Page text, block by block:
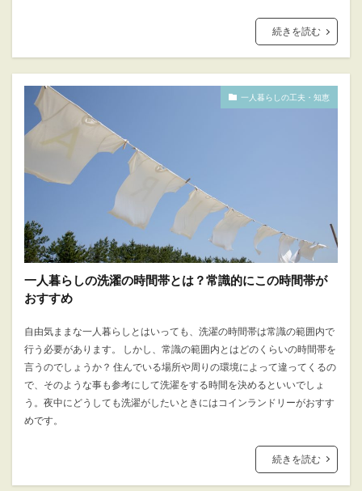
続きを読む
一人暮らしの工夫・知恵
一人暮らしの洗濯の時間帯とは？常識的にこの時間帯が
おすすめ
自由気ままな一人暮らしとはいっても、洗濯の時間帯は常識の範囲内で
行う必要があります。 しかし、常識の範囲内とはどのくらいの時間帯を
言うのでしょうか？ 住んでいる場所や周りの環境によって違ってくるの
で、そのような事も参考にして洗濯をする時間を決めるといいでしょ
う。夜中にどうしても洗濯がしたいときにはコインランドリーがおすす
めです。
続きを読む